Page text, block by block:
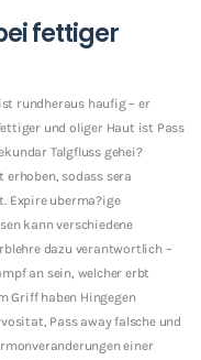
fettiger
rundheraus haufig – er
und oliger Haut ist Pass
Talgfluss gehei?
erhoben, sodass sera
Expire uberma?ige
kann verschiedene
dazu verantwortlich –
an sein, welcher erbt
Griff haben Hingegen
Pass away falsche und
einer